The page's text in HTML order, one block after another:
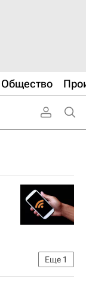
Общество
Еще 1